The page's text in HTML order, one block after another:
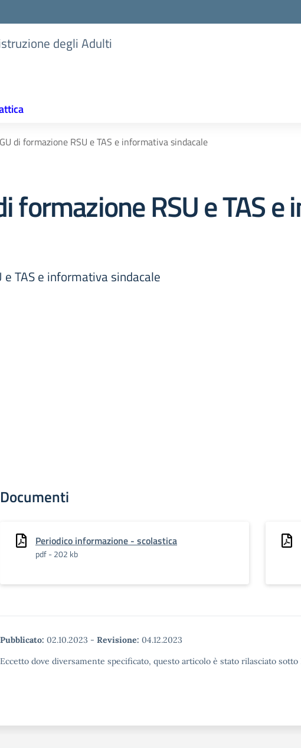
degli Adulti
di formazione RSU e TAS e informativa sindacale
formazione RSU e TAS
TAS e informativa sindacale
Documenti
Periodico informazione - scolastica
pdf - 202 kb
Pubblicato: 02.10.2023 - Revisione: 04.12.2023
Eccetto dove diversamente specificato, questo articolo è stato rilasciato